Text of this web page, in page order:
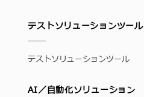
テストソリューションツール
テストソリューションツール
AI／自動化ソリューション